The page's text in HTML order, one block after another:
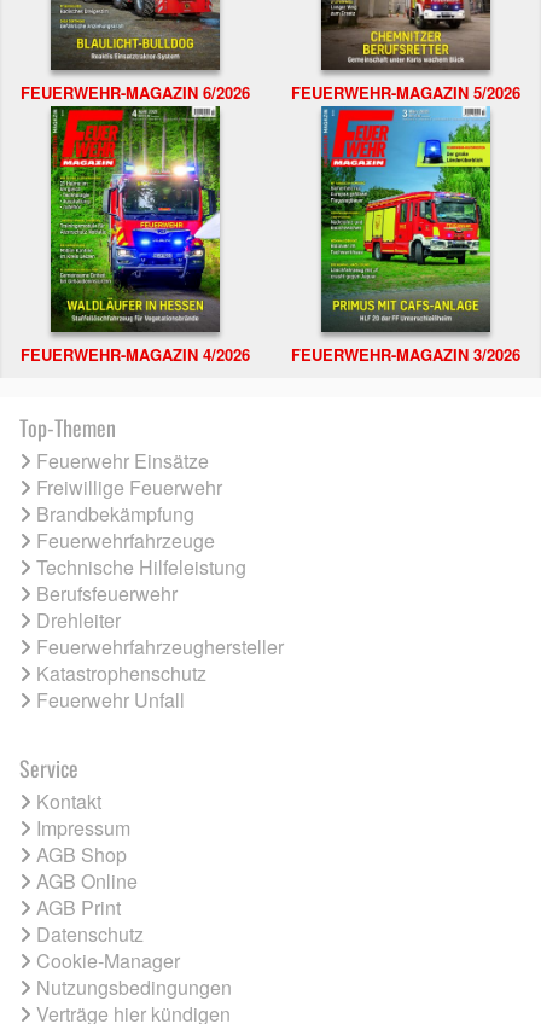
FEUERWEHR-MAGAZIN 6/2026 FEUERWEHR-MAGAZIN 5/2026
FEUERWEHR-MAGAZIN 4/2026 FEUERWEHR-MAGAZIN 3/2026
Top-Themen
Feuerwehr Einsätze
Freiwillige Feuerwehr
Brandbekämpfung
Feuerwehrfahrzeuge
Technische Hilfeleistung
Berufsfeuerwehr
Drehleiter
Feuerwehrfahrzeughersteller
Katastrophenschutz
Feuerwehr Unfall
Service
Kontakt
Impressum
AGB Shop
AGB Online
AGB Print
Datenschutz
Cookie-Manager
Nutzungsbedingungen
Verträge hier kündigen